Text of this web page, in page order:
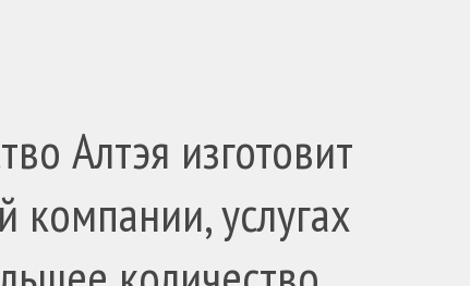
Алтэя изготовит
компании, услугах